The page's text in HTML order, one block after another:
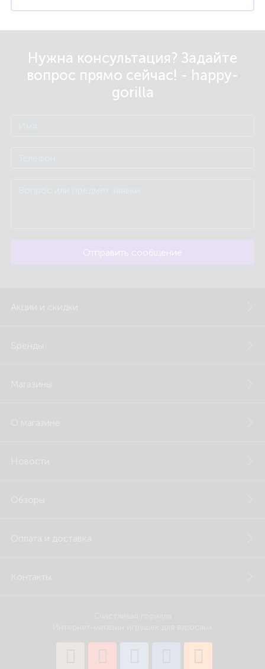
Нужна консультация? Задайте
вопрос прямо сейчас! - happy-
gorilla
Отправить сообщение
Акции и скидки
Бренды
Магазины
О магазине
Новости
Обзоры
Оплата и доставка
Контакты